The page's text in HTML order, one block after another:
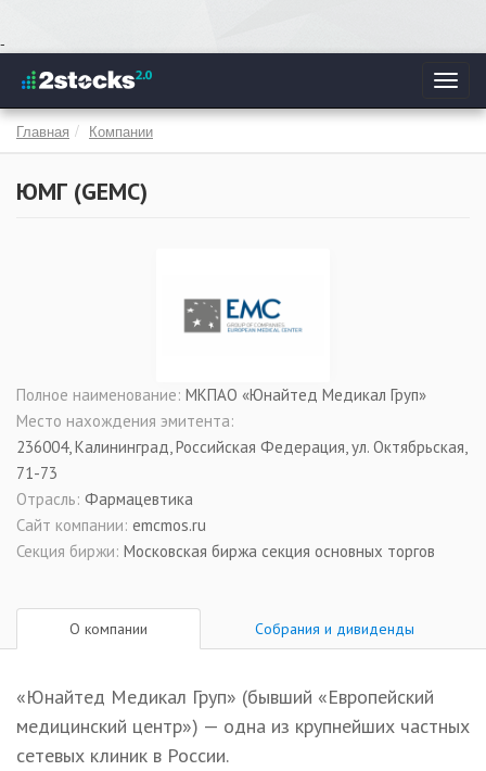
Перейти
основному
содержанию
-
Главная Компании
ЮМГ (GEMC)
Полное наименование: МКПАО «Юнайтед Медикал Груп»
Место нахождения эмитента:
236004, Калининград, Российская Федерация, ул. Октябрьская,
71-73
Отрасль: Фармацевтика
Сайт компании: emcmos.ru
Секция биржи: Московская биржа секция основных торгов
О компании Собрания и дивиденды
«Юнайтед Медикал Груп» (бывший «Европейский
медицинский центр») — одна из крупнейших частных
сетевых клиник в России.